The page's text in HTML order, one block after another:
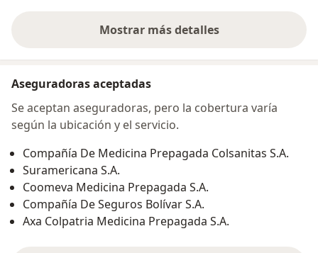
Mostrar más detalles
sobre la dirección
Aseguradoras aceptadas
Se aceptan aseguradoras, pero la cobertura varía
según la ubicación y el servicio.
Compañía De Medicina Prepagada Colsanitas S.A.
Suramericana S.A.
Coomeva Medicina Prepagada S.A.
Compañía De Seguros Bolívar S.A.
Axa Colpatria Medicina Prepagada S.A.